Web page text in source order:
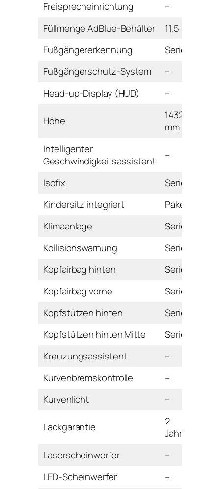
Freisprecheinrichtung
–
Füllmenge AdBlue-Behälter
11,5 l
Fußgängererkennung
Serie
Fußgängerschutz-System
–
Head-up-Display (HUD)
–
Höhe
1432
mm
Intelligenter
Geschwindigkeitsassistent
–
Isofix
Serie
Kindersitz integriert
Paket
Klimaanlage
Serie
Kollisionswarnung
Serie
Kopfairbag hinten
Serie
Kopfairbag vorne
Serie
Kopfstützen hinten
Serie
Kopfstützen hinten Mitte
Serie
Kreuzungsassistent
–
Kurvenbremskontrolle
–
Kurvenlicht
–
Lackgarantie
2
Jahre
Laserscheinwerfer
–
LED-Scheinwerfer
–